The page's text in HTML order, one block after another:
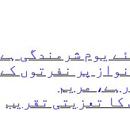
یوم شرمندگی ہے
پر نفرتوں‌ کے
مریم
کا تعزیتی تقریب